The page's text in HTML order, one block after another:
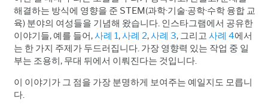
해결하는 방식에 영향을 준 STEM(과학·기술·공학·수학 융합 교
육) 분야의 여성들을 기념해 왔습니다. 인스타그램에서 공유한
이야기들, 예를 들어,사례 1,사례 2,사례 3, 그리고 사례 4에서
는 한 가지 주제가 두드러집니다. 가장 영향력 있는 작업 중 일
부는 조용히, 무대 뒤에서 이뤄진다는 것입니다.
이 이야기가 그 점을 가장 분명하게 보여주는 예일지도 모릅니
다.